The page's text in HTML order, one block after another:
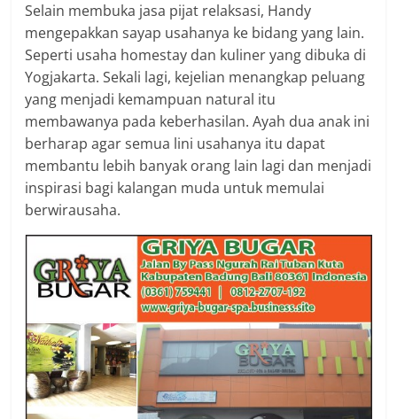
Selain membuka jasa pijat relaksasi, Handy
mengepakkan sayap usahanya ke bidang yang lain.
Seperti usaha homestay dan kuliner yang dibuka di
Yogjakarta. Sekali lagi, kejelian menangkap peluang
yang menjadi kemampuan natural itu
membawanya pada keberhasilan. Ayah dua anak ini
berharap agar semua lini usahanya itu dapat
membantu lebih banyak orang lain lagi dan menjadi
inspirasi bagi kalangan muda untuk memulai
berwirausaha.